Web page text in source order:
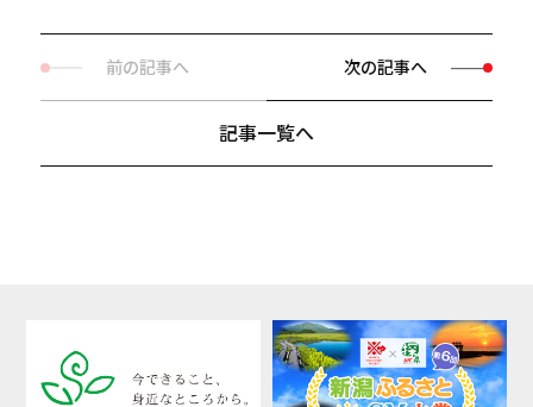
前の記事へ
記事一覧へ
次の記事へ